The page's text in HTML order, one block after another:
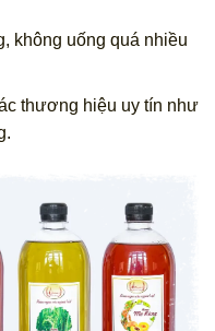
không uống quá nhiều
thương hiệu uy tín như